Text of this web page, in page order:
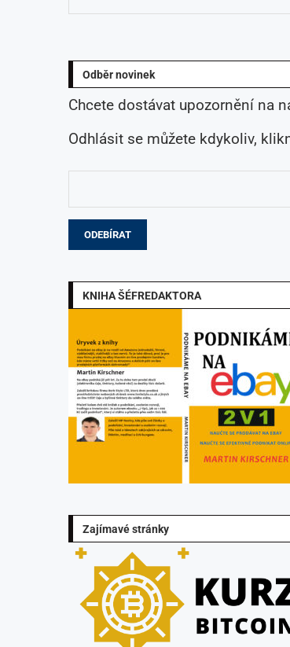
Odběr novinek
Chcete dostávat upozornění na
Odhlásit se můžete kdykoliv,
KNIHA ŠÉFREDAKTORA
Zajímavé stránky